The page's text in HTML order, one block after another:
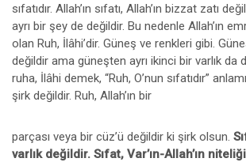
sıfatıdır. Allah’ın sıfatı, Allah’ın bizzat zatı
ayrı bir şey de değildir. Bu nedenle Allah’ın
olan Ruh, İlâhi’dir. Güneş ve renkleri gibi.
değildir ama güneşten ayrı ikinci bir varlık da
ruha, İlâhi demek, “Ruh, O’nun sıfatıdır”
şirk değildir. Ruh, Allah’ın bir
parçası veya bir cüz’ü değildir ki şirk olsun.
varlık değildir. Sıfat, Var’ın-Allah’ın